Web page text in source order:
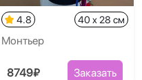
4.8 40 x 28 см
Монтьер
8749₽ Заказать